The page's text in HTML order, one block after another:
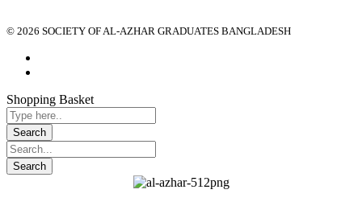
© 2026 SOCIETY OF AL-AZHAR GRADUATES BANGLADESH
Shopping Basket